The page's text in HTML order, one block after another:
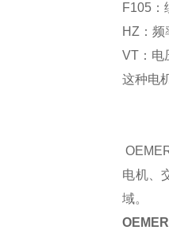
F105：
HZ：频
VT：电
这种电
电机、
域。